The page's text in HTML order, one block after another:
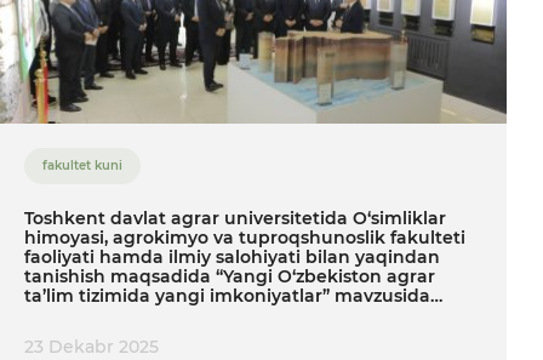
fakultet kuni
Toshkent davlat agrar universitetida O‘simliklar
himoyasi, agrokimyo va tuproqshunoslik fakulteti
faoliyati hamda ilmiy salohiyati bilan yaqindan
tanishish maqsadida “Yangi O‘zbekiston agrar
ta’lim tizimida yangi imkoniyatlar” mavzusida
23 Dekabr 2025